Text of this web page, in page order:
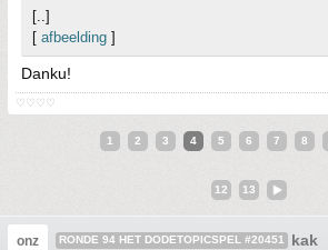
[..]
[ afbeelding ]
Danku!
♡♡♡♡
1 2 3 4 5 6 7 8
12 13
onz RONDE 94 HET DODETOPICSPEL #20451 kak